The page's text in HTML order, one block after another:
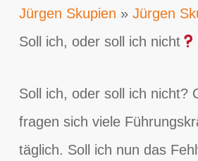
Jürgen Skupien » Jürgen
Soll ich, oder soll ich nicht
Soll ich, oder soll ich nicht?
fragen sich viele
täglich. Soll ich nun das